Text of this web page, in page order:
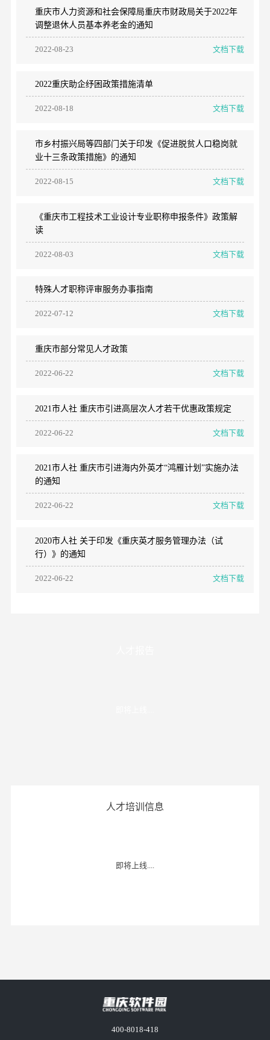
重庆市人力资源和社会保障局重庆市财政局关于2022年
调整退休人员基本养老金的通知
2022-08-23 文档下载
2022重庆助企纾困政策措施清单
2022-08-18 文档下载
市乡村振兴局等四部门关于印发《促进脱贫人口稳岗就
业十三条政策措施》的通知
2022-08-15 文档下载
《重庆市工程技术工业设计专业职称申报条件》政策解
读
2022-08-03 文档下载
特殊人才职称评审服务办事指南
2022-07-12 文档下载
重庆市部分常见人才政策
2022-06-22 文档下载
2021市人社 重庆市引进高层次人才若干优惠政策规定
2022-06-22 文档下载
2021市人社 重庆市引进海内外英才“鸿雁计划”实施办法
的通知
2022-06-22 文档下载
2020市人社 关于印发《重庆英才服务管理办法（试
行）》的通知
2022-06-22 文档下载
人才培训信息
即将上线....
400-8018-418